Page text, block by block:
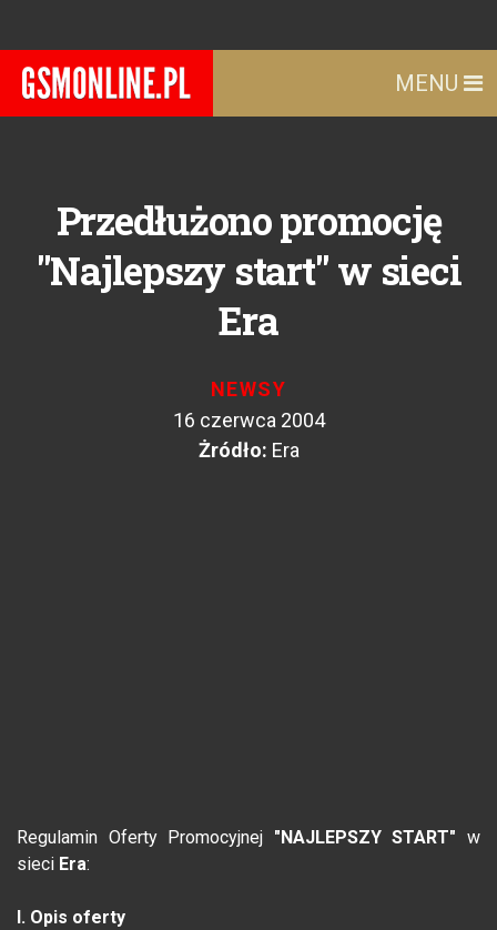
MENU
Przedłużono promocję
"Najlepszy start" w sieci
Era
NEWSY
16 czerwca 2004
Żródło: Era
Regulamin Oferty Promocyjnej "NAJLEPSZY START" w
sieci Era:
I. Opis oferty